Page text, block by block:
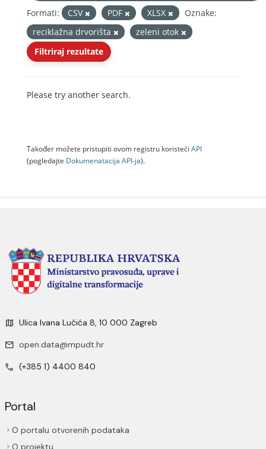
Formati:
CSV PDF XLSX
Oznake:
reciklažna drvorišta
zeleni otok
Filtriraj rezultate
Please try another search.
Također možete pristupiti ovom registru koristeći API
(pogledajte Dokumenаtаcijа API-jа).